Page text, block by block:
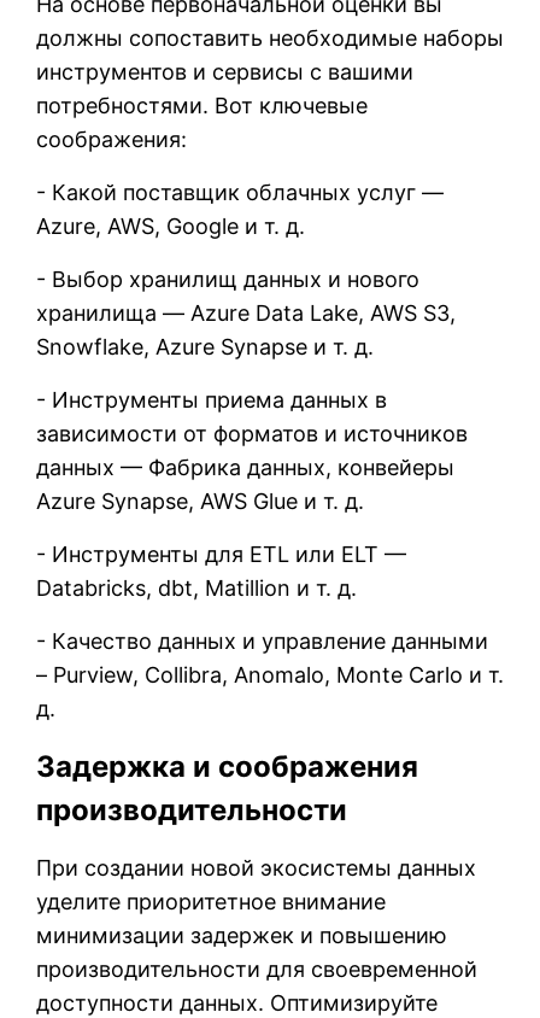
должны сопоставить необходимые наборы
инструментов и сервисы с вашими
потребностями. Вот ключевые
соображения:
- Какой поставщик облачных услуг —
Azure, AWS, Google и т. д.
- Выбор хранилищ данных и нового
хранилища — Azure Data Lake, AWS S3,
Snowflake, Azure Synapse и т. д.
- Инструменты приема данных в
зависимости от форматов и источников
данных — Фабрика данных, конвейеры
Azure Synapse, AWS Glue и т. д.
- Инструменты для ETL или ELT —
Databricks, dbt, Matillion и т. д.
- Качество данных и управление данными
– Purview, Collibra, Anomalo, Monte Carlo и т.
д.
Задержка и соображения
производительности
При создании новой экосистемы данных
уделите приоритетное внимание
минимизации задержек и повышению
производительности для своевременной
доступности данных. Оптимизируйте